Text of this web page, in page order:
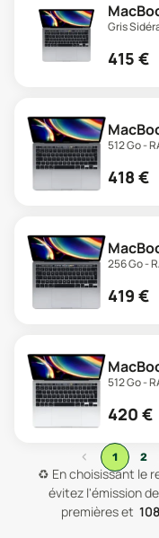
Gris
415 €
512 Go -
418 €
256 Go -
419 €
512 Go -
420 €
‹ 1 2
♻️ En choisissant le
évitez l'émission de
premièreset